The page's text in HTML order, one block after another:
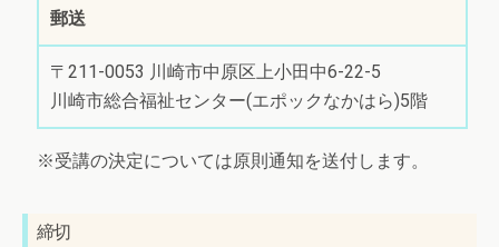
郵送
〒211-0053 川崎市中原区上小田中6-22-5
川崎市総合福祉センター(エポックなかはら)5階
※受講の決定については原則通知を送付します。
締切